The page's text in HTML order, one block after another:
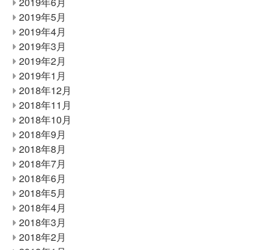
2019年5月
2019年4月
2019年3月
2019年2月
2019年1月
2018年12月
2018年11月
2018年10月
2018年9月
2018年8月
2018年7月
2018年6月
2018年5月
2018年4月
2018年3月
2018年2月